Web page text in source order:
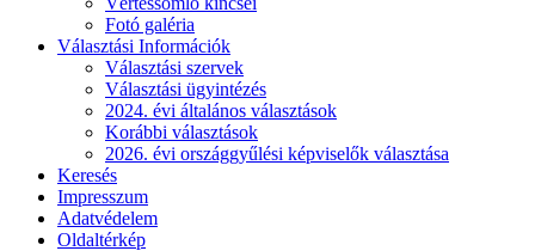
Fotó galéria
Választási Információk
Választási szervek
Választási ügyintézés
2024. évi általános választások
Korábbi választások
2026. évi országgyűlési képviselők választása
Keresés
Impresszum
Adatvédelem
Oldaltérkép